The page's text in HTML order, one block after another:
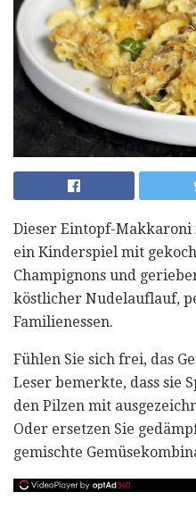
Dieser Eintopf-
ein Kinderspiel mit
Champignons und
köstlicher Nudelauflauf,
Familienessen.
Fühlen Sie sich frei, das
Leser bemerkte, dass sie
den Pilzen mit
Oder ersetzen Sie
gemischte